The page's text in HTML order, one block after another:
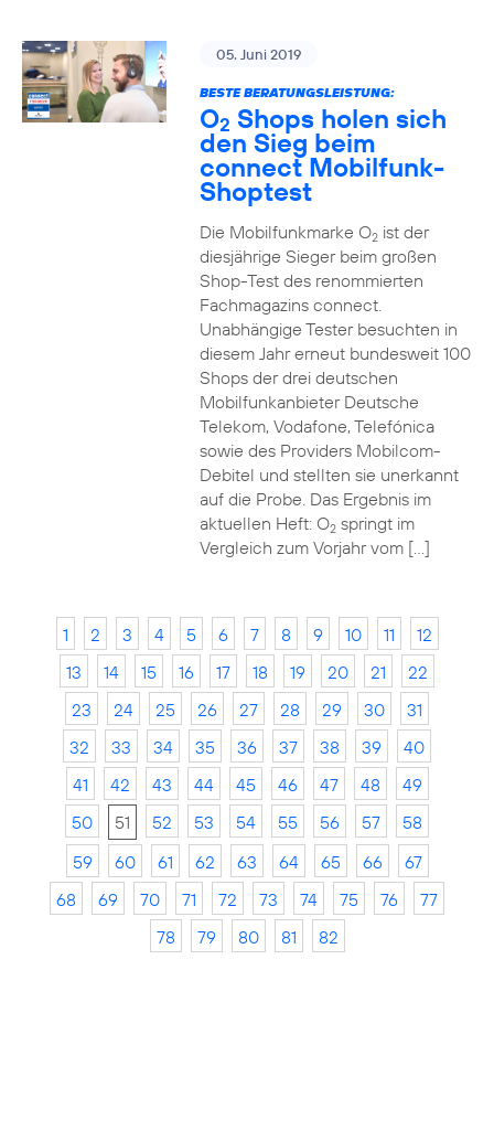
05. Juni 2019
BESTE BERATUNGSLEISTUNG:
O2 Shops holen sich
den Sieg beim
connect Mobilfunk-
Shoptest
Die Mobilfunkmarke O2ist der
diesjährige Sieger beim großen
Shop-Test des renommierten
Fachmagazins connect.
Unabhängige Tester besuchten in
diesem Jahr erneut bundesweit 100
Shops der drei deutschen
Mobilfunkanbieter Deutsche
Telekom, Vodafone, Telefónica
sowie des Providers Mobilcom-
Debitel und stellten sie unerkannt
auf die Probe. Das Ergebnis im
aktuellen Heft: O2springt im
Vergleich zum Vorjahr vom […]
1 2 3 4 5 6 7 8 9 10 11
12
13
14 15 16 17 18 19 20 21
22
23
24 25 26 27 28 29 30
31
32
33 34 35 36 37 38 39
40
41
42 43 44 45 46 47 48
49
50
51 52 53 54 55 56 57
58
59
60 61 62 63 64 65 66
67
68
69 70 71 72 73 74 75 76
77
78
79 80 81 82